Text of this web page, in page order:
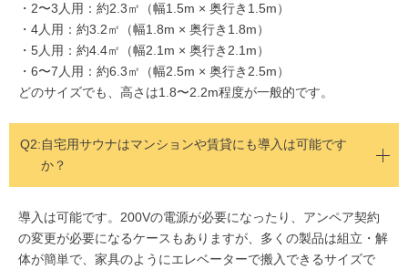
・2〜3人用：約2.3㎡（幅1.5m × 奥行き1.5m）
・4人用：約3.2㎡（幅1.8m × 奥行き1.8m）
・5人用：約4.4㎡（幅2.1m × 奥行き2.1m）
・6〜7人用：約6.3㎡（幅2.5m × 奥行き2.5m）
どのサイズでも、高さは1.8〜2.2m程度が一般的です。
Q2:自宅用サウナはマンションや賃貸にも導入は可能です
か？
導入は可能です。200Vの電源が必要になったり、アンペア契約
の変更が必要になるケースもありますが、多くの製品は組立・解
体が簡単で、家具のようにエレベーターで搬入できるサイズで